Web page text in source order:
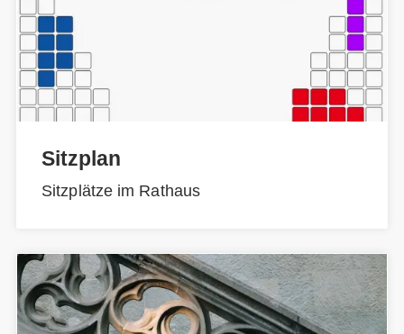
Sitzplan
Sitzplätze im Rathaus